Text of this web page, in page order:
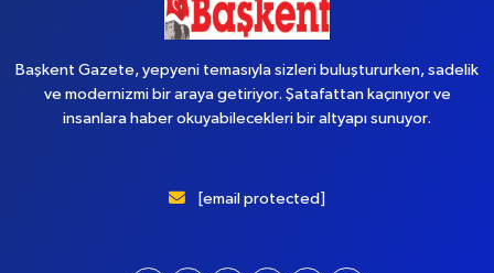
Başkent Gazete, yepyeni temasıyla sizleri buluştururken, sadelik
ve modernizmi bir araya getiriyor. Şatafattan kaçınıyor ve
insanlara haber okuyabilecekleri bir altyapı sunuyor.
[email protected]